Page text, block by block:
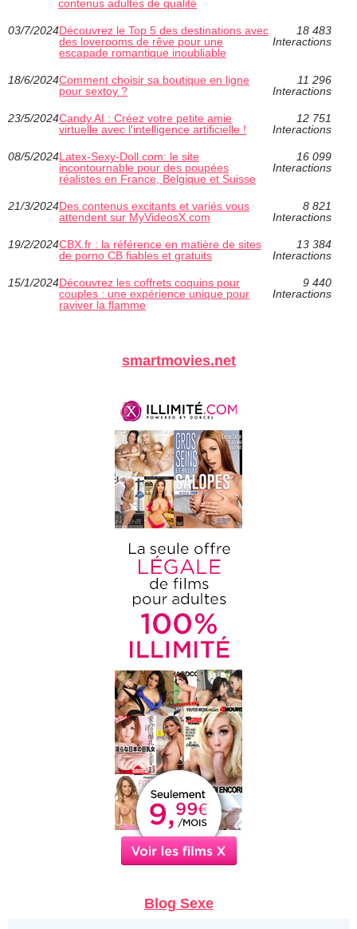
contenus adultes de qualité
03/7/2024Découvrez le Top 5 des destinations avec
des loverooms de rêve pour une
escapade romantique inoubliable
18 483
Interactions
18/6/2024Comment choisir sa boutique en ligne
pour sextoy ?
11 296
Interactions
23/5/2024Candy.AI : Créez votre petite amie
virtuelle avec l'intelligence artificielle !
12 751
Interactions
08/5/2024Latex-Sexy-Doll.com: le site
incontournable pour des poupées
réalistes en France, Belgique et Suisse
16 099
Interactions
21/3/2024Des contenus excitants et variés vous
attendent sur MyVideosX.com
8 821
Interactions
19/2/2024CBX.fr : la référence en matière de sites
de porno CB fiables et gratuits
13 384
Interactions
15/1/2024Découvrez les coffrets coquins pour
couples : une expérience unique pour
raviver la flamme
9 440
Interactions
smartmovies.net
Blog Sexe